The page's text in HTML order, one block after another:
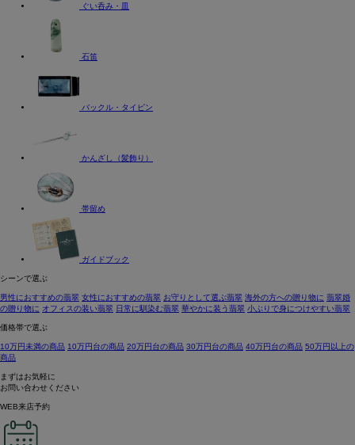
ぐい呑み・皿
石笛
バックル・タイピン
かんざし（髪飾り）
帯留め
ガイドブック
シーンで選ぶ
男性におすすめの翡翠 女性におすすめの翡翠 お守りとして選ぶ翡翠 海外の方への贈り物に 翡翠婚
の贈り物に オフィスの装い翡翠 日常に馴染む翡翠 華やかに装う翡翠 小ぶりで身につけやすい翡翠
価格帯で選ぶ
10万円未満の商品 10万円台の商品 20万円台の商品 30万円台の商品 40万円台の商品 50万円以上の
商品
まずはお気軽に
お問い合わせください
WEB来店予約